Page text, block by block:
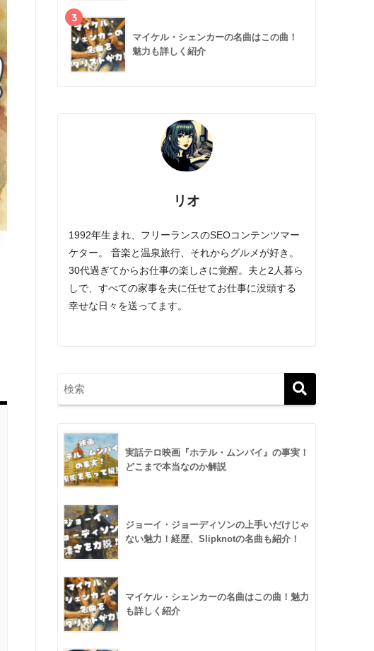
3
マイケル・シェンカーの名曲はこの曲！
魅力も詳しく紹介
リオ
1992年生まれ、フリーランスのSEOコンテンツマー
ケター。 音楽と温泉旅行、それからグルメが好き。
30代過ぎてからお仕事の楽しさに覚醒。夫と2人暮ら
しで、すべての家事を夫に任せてお仕事に没頭する
幸せな日々を送ってます。
実話テロ映画『ホテル・ムンバイ』の事実！
どこまで本当なのか解説
ジョーイ・ジョーディソンの上手いだけじゃ
ない魅力！経歴、Slipknotの名曲も紹介！
マイケル・シェンカーの名曲はこの曲！魅力
も詳しく紹介